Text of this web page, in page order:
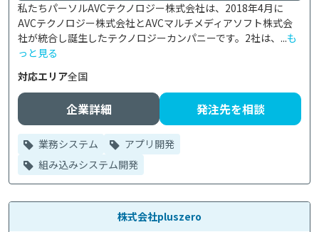
私たちパーソルAVCテクノロジー株式会社は、2018年4月に
AVCテクノロジー株式会社とAVCマルチメディアソフト株式会
社が統合し誕生したテクノロジーカンパニーです。2社は、...も
っと見る
対応エリア全国
企業詳細 発注先を相談
業務システム
アプリ開発
組み込みシステム開発
株式会社pluszero